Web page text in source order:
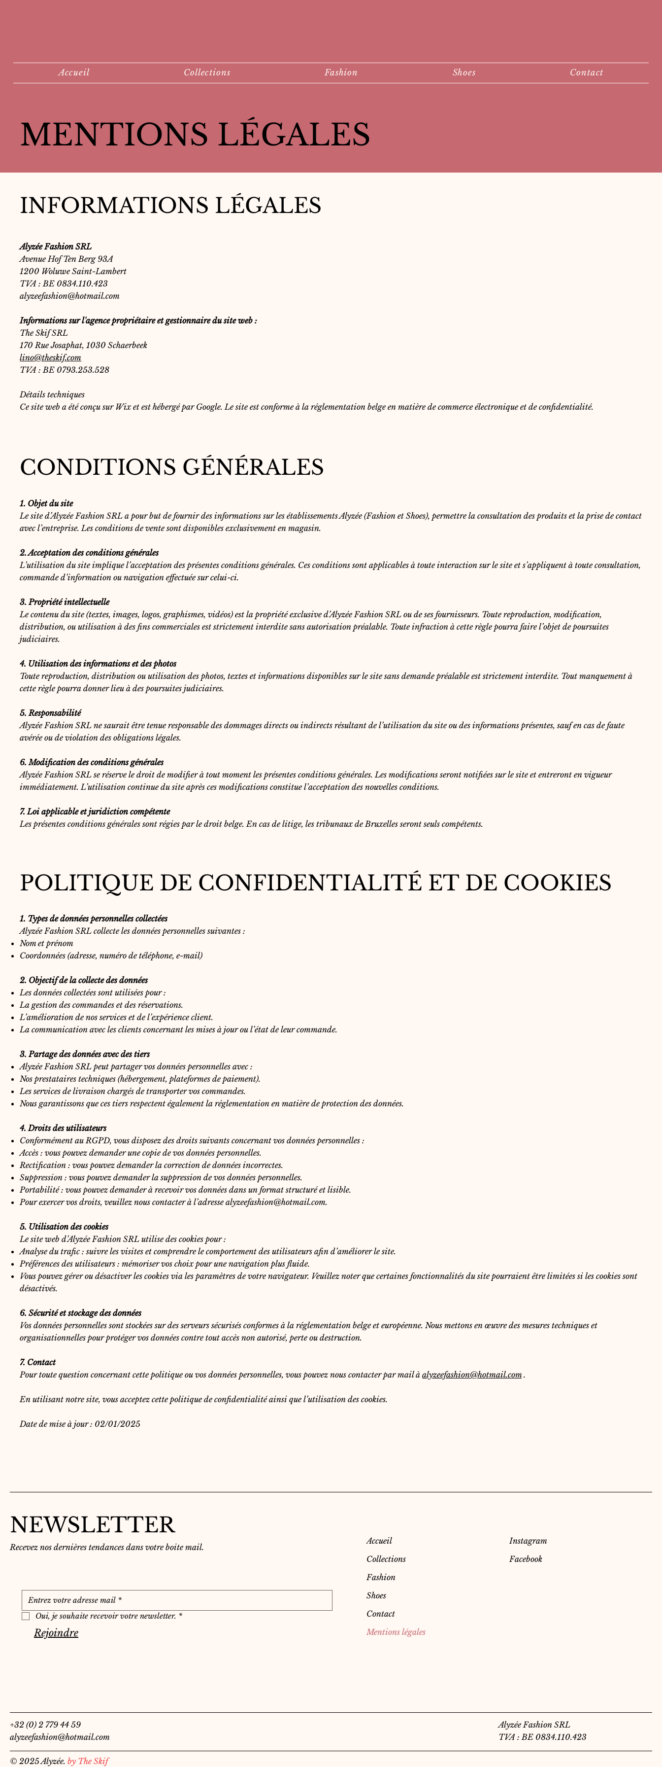
Accueil Collections Fashion Shoes Contact
MENTIONS LÉGALES
INFORMATIONS LÉGALES
Alyzée Fashion SRL
Avenue Hof Ten Berg 93A
1200 Woluwe Saint-Lambert
TVA : BE 0834.110.423
alyzeefashion@hotmail.com
Informations sur l'agence propriétaire et gestionnaire du site web :
The Skif SRL
170 Rue Josaphat, 1030 Schaerbeek
lino@theskif.com
TVA : BE 0793.253.528
Détails techniques
Ce site web a été conçu sur Wix et est hébergé par Google. Le site est conforme à la réglementation belge en matière de commerce électronique et de confidentialité.
CONDITIONS GÉNÉRALES
1. Objet du site
Le site d’Alyzée Fashion SRL a pour but de fournir des informations sur les établissements Alyzée (Fashion et Shoes), permettre la consultation des produits et la prise de contact
avec l’entreprise. Les conditions de vente sont disponibles exclusivement en magasin.
2. Acceptation des conditions générales
L’utilisation du site implique l’acceptation des présentes conditions générales. Ces conditions sont applicables à toute interaction sur le site et s’appliquent à toute consultation,
commande d’information ou navigation effectuée sur celui-ci.
3. Propriété intellectuelle
Le contenu du site (textes, images, logos, graphismes, vidéos) est la propriété exclusive d’Alyzée Fashion SRL ou de ses fournisseurs. Toute reproduction, modification,
distribution, ou utilisation à des fins commerciales est strictement interdite sans autorisation préalable. Toute infraction à cette règle pourra faire l’objet de poursuites
judiciaires.
4. Utilisation des informations et des photos
Toute reproduction, distribution ou utilisation des photos, textes et informations disponibles sur le site sans demande préalable est strictement interdite. Tout manquement à
cette règle pourra donner lieu à des poursuites judiciaires.
5. Responsabilité
Alyzée Fashion SRL ne saurait être tenue responsable des dommages directs ou indirects résultant de l’utilisation du site ou des informations présentes, sauf en cas de faute
avérée ou de violation des obligations légales.
6. Modification des conditions générales
Alyzée Fashion SRL se réserve le droit de modifier à tout moment les présentes conditions générales. Les modifications seront notifiées sur le site et entreront en vigueur
immédiatement. L’utilisation continue du site après ces modifications constitue l’acceptation des nouvelles conditions.
7. Loi applicable et juridiction compétente
Les présentes conditions générales sont régies par le droit belge. En cas de litige, les tribunaux de Bruxelles seront seuls compétents.
POLITIQUE DE CONFIDENTIALITÉ ET DE COOKIES
1. Types de données personnelles collectées
Alyzée Fashion SRL collecte les données personnelles suivantes :
Nom et prénom
Coordonnées (adresse, numéro de téléphone, e-mail)
2. Objectif de la collecte des données
Les données collectées sont utilisées pour :
La gestion des commandes et des réservations.
L’amélioration de nos services et de l’expérience client.
La communication avec les clients concernant les mises à jour ou l’état de leur commande.
3. Partage des données avec des tiers
Alyzée Fashion SRL peut partager vos données personnelles avec :
Nos prestataires techniques (hébergement, plateformes de paiement).
Les services de livraison chargés de transporter vos commandes.
Nous garantissons que ces tiers respectent également la réglementation en matière de protection des données.
4. Droits des utilisateurs
Conformément au RGPD, vous disposez des droits suivants concernant vos données personnelles :
Accès : vous pouvez demander une copie de vos données personnelles.
Rectification : vous pouvez demander la correction de données incorrectes.
Suppression : vous pouvez demander la suppression de vos données personnelles.
Portabilité : vous pouvez demander à recevoir vos données dans un format structuré et lisible.
Pour exercer vos droits, veuillez nous contacter à l’adressealyzeefashion@hotmail.com.
5. Utilisation des cookies
Le site web d’Alyzée Fashion SRL utilise des cookies pour :
Analyse du trafic : suivre les visites et comprendre le comportement des utilisateurs afin d’améliorer le site.
Préférences des utilisateurs : mémoriser vos choix pour une navigation plus fluide.
Vous pouvez gérer ou désactiver les cookies via les paramètres de votre navigateur. Veuillez noter que certaines fonctionnalités du site pourraient être limitées si les cookies sont
désactivés.
6. Sécurité et stockage des données
Vos données personnelles sont stockées sur des serveurs sécurisés conformes à la réglementation belge et européenne. Nous mettons en œuvre des mesures techniques et
organisationnelles pour protéger vos données contre tout accès non autorisé, perte ou destruction.
7. Contact
Pour toute question concernant cette politique ou vos données personnelles, vous pouvez nous contacter par mail àalyzeefashion@hotmail.com.
En utilisant notre site, vous acceptez cette politique de confidentialité ainsi que l’utilisation des cookies.
Date de mise à jour : 02/01/2025
NEWSLETTER
Recevez nos dernières tendances dans votre boite mail.
Oui, je souhaite recevoir votre newsletter. *
Rejoindre
Accueil
Collections
Fashion
Shoes
Contact
Mentions légales
Instagram
Facebook
+32 (0) 2 779 44 59
alyzeefashion@hotmail.com
Alyzée Fashion SRL
TVA : BE 0834.110.423
© 2025 Alyzée.by The Skif